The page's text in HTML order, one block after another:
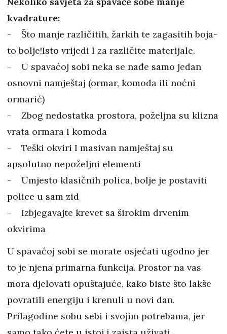
kvadrature:
- Što manje različitih, žarkih te zagasitih boja-
to bolje!Isto vrijedi I za različite materijale.
- U spavaćoj sobi neka se nađe samo jedan
osnovni namještaj (ormar, komoda ili noćni
ormarić)
- Zbog nedostatka prostora, poželjna su klizna
vrata ormara I komoda
- Teški okviri I masivan namještaj su
apsolutno nepoželjni elementi
- Umjesto klasičnih polica, bolje je postaviti
police u sam zid
- Izbjegavajte krevet sa širokim drvenim
okvirima
U spavaćoj sobi se morate osjećati ugodno jer
to je njena primarna funkcija. Prostor na vas
mora djelovati opuštajuće, kako biste što lakše
povratili energiju i krenuli u novi dan.
Prilagodine sobu sebi i svojim potrebama, jer